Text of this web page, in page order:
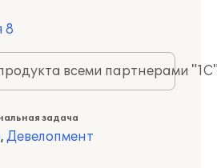
8
всеми партнерами
задача
, Девелопмент